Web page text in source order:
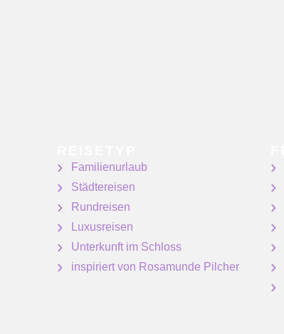
Familienurlaub
Städtereisen
Rundreisen
Luxusreisen
Unterkunft im Schloss
inspiriert von Rosamunde Pilcher